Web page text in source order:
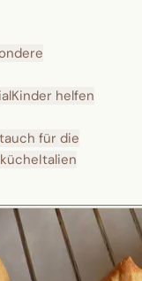
Kinder helfen
auch für die
Italien